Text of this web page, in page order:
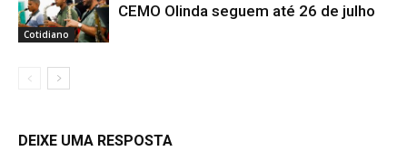
Cotidiano
CEMO Olinda seguem até 26 de julho
DEIXE UMA RESPOSTA